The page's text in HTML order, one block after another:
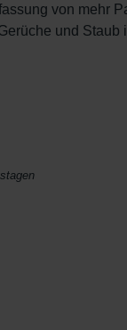
von mehr
und Staub